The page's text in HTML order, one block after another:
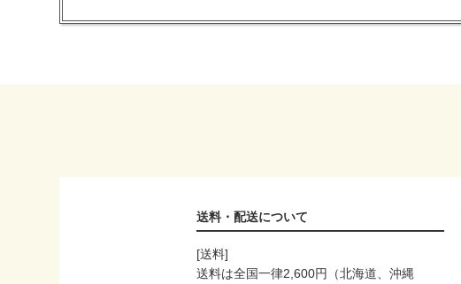
送料・配送について
[送料]
送料は全国一律2,600円（北海道、沖縄